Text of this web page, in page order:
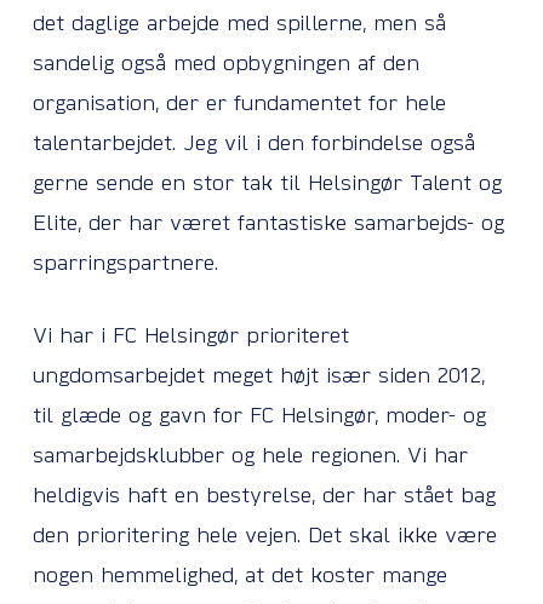
det daglige arbejde med spillerne, men så
sandelig også med opbygningen af den
organisation, der er fundamentet for hele
talentarbejdet. Jeg vil i den forbindelse også
gerne sende en stor tak til Helsingør Talent og
Elite, der har været fantastiske samarbejds- og
sparringspartnere.
Vi har i FC Helsingør prioriteret
ungdomsarbejdet meget højt især siden 2012,
til glæde og gavn for FC Helsingør, moder- og
samarbejdsklubber og hele regionen. Vi har
heldigvis haft en bestyrelse, der har stået bag
den prioritering hele vejen. Det skal ikke være
nogen hemmelighed, at det koster mange